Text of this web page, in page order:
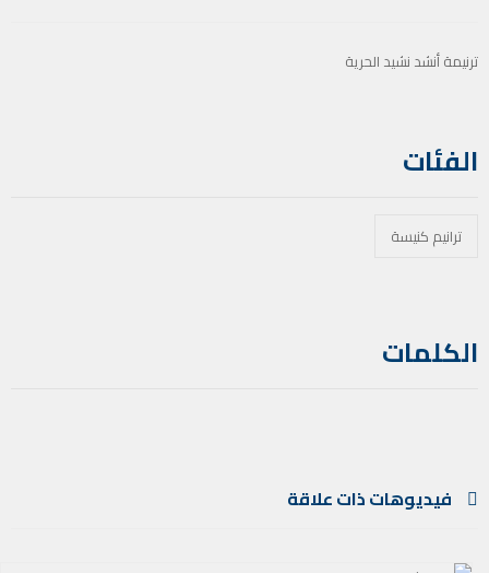
ترنيمة أنشد نشيد الحرية
الفئات
ترانيم كنيسة
الكلمات
فيديوهات ذات علاقة